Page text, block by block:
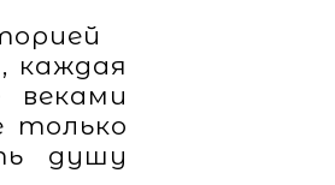
каждая
веками
только
душу